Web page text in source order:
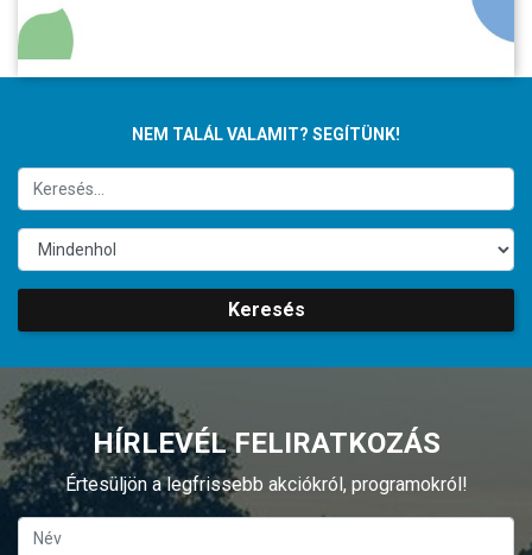
NEM TALÁL VALAMIT? SEGÍTÜNK!
Keresés
HÍRLEVÉL FELIRATKOZÁS
Értesüljön a legfrissebb akciókról, programokról!